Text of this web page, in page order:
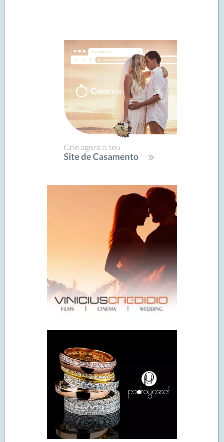
SIDEBAR